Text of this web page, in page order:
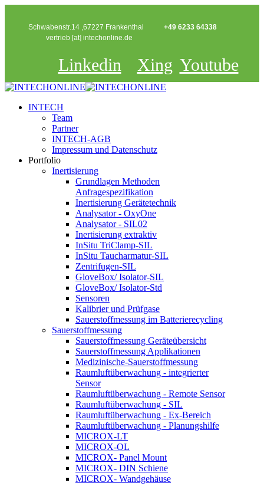
Schwabenstr.14 ,67227 Frankenthal
+49 6233 64338
vertrieb [at] intechonline.de
Linkedin Xing Youtube
INTECH
Team
Partner
INTECH-AGB
Impressum und Datenschutz
Portfolio
Inertisierung
Grundlagen Methoden
Anfragespezifikation
Inertisierung Gerätetechnik
Analysator - OxyOne
Analysator - SIL02
Inertisierung extraktiv
InSitu TriClamp-SIL
InSitu Taucharmatur-SIL
Zentrifugen-SIL
GloveBox/ Isolator-SIL
GloveBox/ Isolator-Std
Sensoren
Kalibrier und Prüfgase
Sauerstoffmessung im Batterierecycling
Sauerstoffmessung
Sauerstoffmessung Geräteübersicht
Sauerstoffmessung Applikationen
Medizinische-Sauerstoffmessung
Raumluftüberwachung - integrierter
Sensor
Raumluftüberwachung - Remote Sensor
Raumluftüberwachung - SIL
Raumluftüberwachung - Ex-Bereich
Raumluftüberwachung - Planungshilfe
MICROX-LT
MICROX-OL
MICROX- Panel Mount
MICROX- DIN Schiene
MICROX- Wandgehäuse